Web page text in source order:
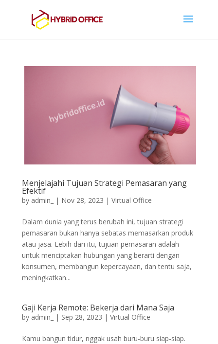
Menjelajahi Tujuan Strategi Pemasaran yang
Efektif
by admin_ | Nov 28, 2023 | Virtual Office
Dalam dunia yang terus berubah ini, tujuan strategi
pemasaran bukan hanya sebatas memasarkan produk
atau jasa. Lebih dari itu, tujuan pemasaran adalah
untuk menciptakan hubungan yang berarti dengan
konsumen, membangun kepercayaan, dan tentu saja,
meningkatkan...
Gaji Kerja Remote: Bekerja dari Mana Saja
by admin_ | Sep 28, 2023 | Virtual Office
Kamu bangun tidur, nggak usah buru-buru siap-siap.